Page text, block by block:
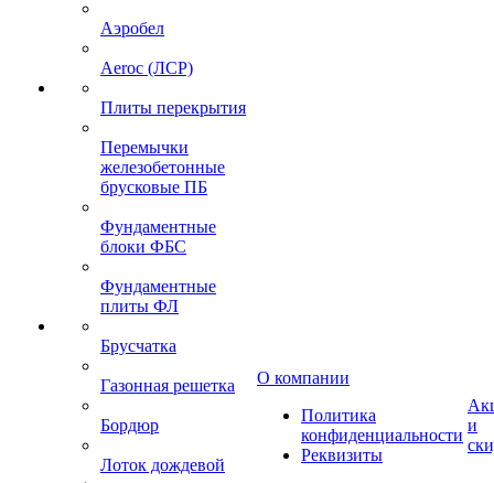
Аэробел
Aeroc (ЛСР)
Плиты перекрытия
Перемычки
железобетонные
брусковые ПБ
Фундаментные
блоки ФБС
Фундаментные
плиты ФЛ
Брусчатка
Газонная решетка
Бордюр
Лоток дождевой
О компании
Политика
конфиденциальности
Реквизиты
и